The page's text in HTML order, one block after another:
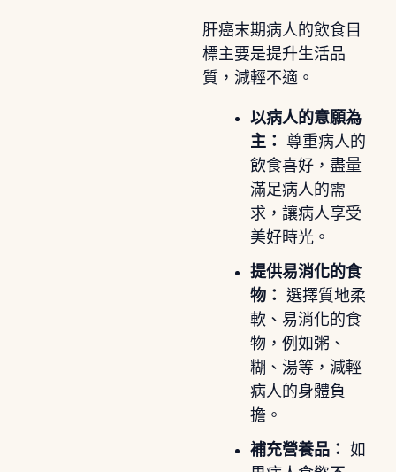
肝癌末期病人的飲食目
標主要是提升生活品
質，減輕不適。
以病人的意願為
主： 尊重病人的
飲食喜好，盡量
滿足病人的需
求，讓病人享受
美好時光。
提供易消化的食
物： 選擇質地柔
軟、易消化的食
物，例如粥、
糊、湯等，減輕
病人的身體負
擔。
補充營養品： 如